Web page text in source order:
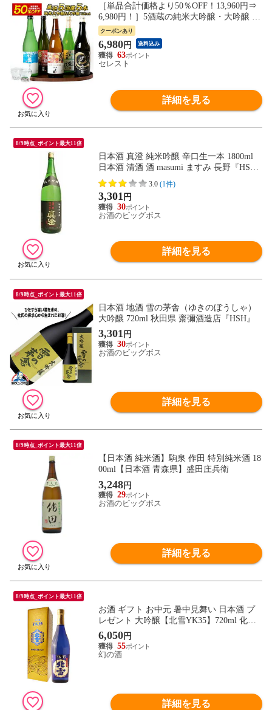
［単品合計価格より50％OFF！13,960円⇒
6,980円！］5酒蔵の純米大吟醸・大吟醸 飲
み比べ720ml 5本組セット[詰め日：2025年1
2月以降] 【送料無料】【7営業日以内に出
荷】［JS9］ 日本酒 酒 プレゼント ギフト
クーポンあり
6,980円 送料込み
63
セレスト
詳細を見る
8/9時点_ポイント最大11倍
日本酒 真澄 純米吟醸 辛口生一本 1800ml
日本酒 清酒 酒 masumi ますみ 長野『HS
H』
3.0 (1件)
3,301 円
30
お酒のビッグボス
詳細を見る
8/9時点_ポイント最大11倍
日本酒 地酒 雪の茅舎（ゆきのぼうしゃ）
大吟醸 720ml 秋田県 齋彌酒造店『HSH』
3,301 円
30
お酒のビッグボス
詳細を見る
8/9時点_ポイント最大11倍
【日本酒 純米酒】駒泉 作田 特別純米酒 18
00ml【日本酒 青森県】盛田庄兵衛
3,248円
29
お酒のビッグボス
詳細を見る
8/9時点_ポイント最大11倍
お酒 ギフト お中元 暑中見舞い 日本酒 プ
レゼント 大吟醸【北雪YK35】720ml 化粧
箱入り ギフト 男性 女性 上司 新潟地酒 高
級 誕生日 内祝い お返し 結婚祝い 退職祝
い おすすめ おしゃれ 記念品 お祝い 手土
6,050円
55
幻の酒
詳細を見る